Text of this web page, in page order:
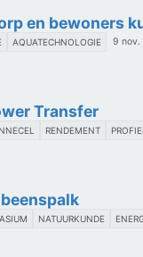
en bewoners
AQUATECHNOLOGIE 9 nov.
Transfer
RENDEMENT
NATUURKUNDE